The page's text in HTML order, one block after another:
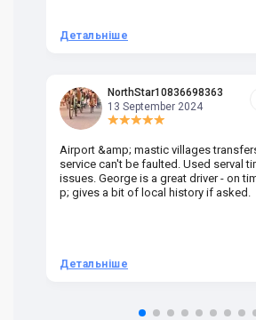
Детальніше
NorthStar10836698363
13 September 2024
Airport &amp; mastic villages
service can't be faulted. Used serval
issues. George is a great driver - on
p; gives a bit of local history if asked.
Детальніше